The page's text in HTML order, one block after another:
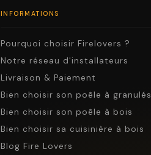
INFORMATIONS
Pourquoi choisir Firelovers ?
Notre réseau d'installateurs
Livraison & Paiement
Bien choisir son poêle à granulés
Bien choisir son poêle à bois
Bien choisir sa cuisinière à bois
Blog Fire Lovers